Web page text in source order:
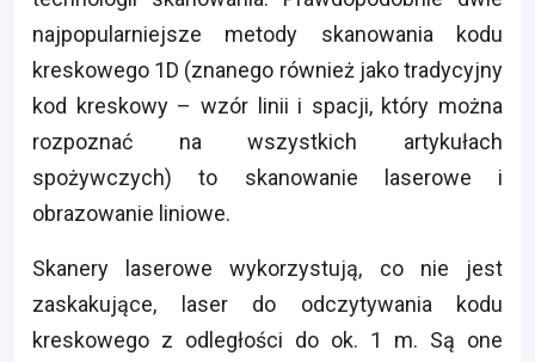
najpopularniejsze metody skanowania kodu
kreskowego 1D (znanego również jako tradycyjny
kod kreskowy – wzór linii i spacji, który można
rozpoznać na wszystkich artykułach
spożywczych) to skanowanie laserowe i
obrazowanie liniowe.
Skanery laserowe wykorzystują, co nie jest
zaskakujące, laser do odczytywania kodu
kreskowego z odległości do ok. 1 m. Są one